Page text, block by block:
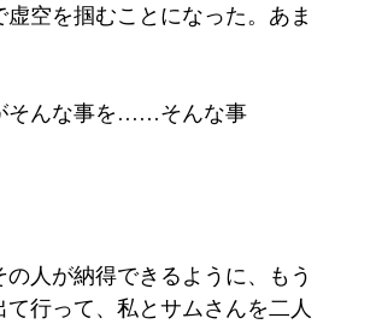
空を掴むことになった。あま
そんな事を……そんな事
人が納得できるように、もう
行って、私とサムさんを二人